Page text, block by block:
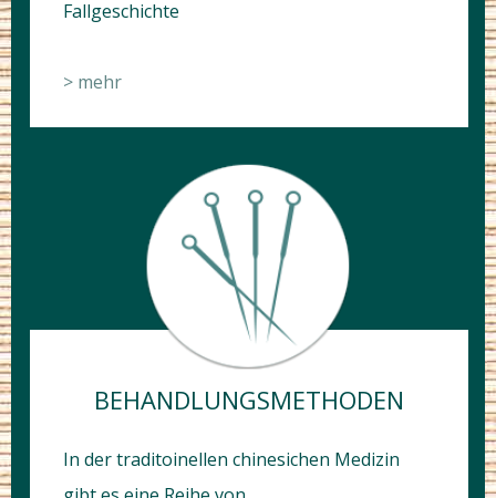
Fallgeschichte
> mehr
BEHANDLUNGS­METHODEN
In der traditoinellen chinesichen Medizin